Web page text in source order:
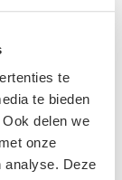
te
te bieden
delen we
onze
analyse. Deze
in
van
van een